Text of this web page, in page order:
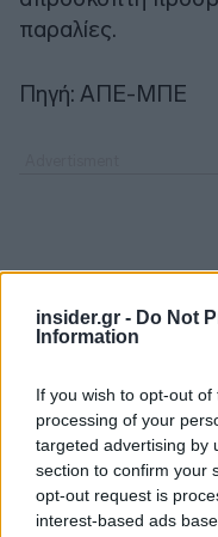
insider.gr - Do Not
Information
If you wish to opt-out
processing of your
targeted advertising by
section to confirm your
opt-out request is
interest-based ads
παραλίες.
Πηγή: ΑΠΕ-ΜΠΕ